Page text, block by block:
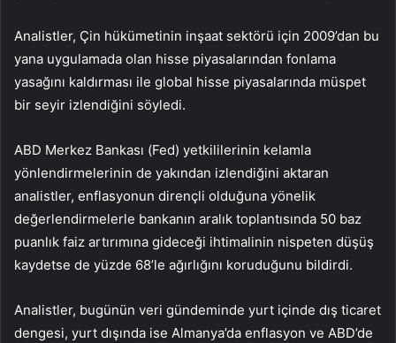
Analistler, Çin hükümetinin inşaat sektörü için 2009’dan bu
yana uygulamada olan hisse piyasalarından fonlama
yasağını kaldırması ile global hisse piyasalarında müspet
bir seyir izlendiğini söyledi.
ABD Merkez Bankası (Fed) yetkililerinin kelamla
yönlendirmelerinin de yakından izlendiğini aktaran
analistler, enflasyonun dirençli olduğuna yönelik
değerlendirmelerle bankanın aralık toplantısında 50 baz
puanlık faiz artırımına gideceği ihtimalinin nispeten düşüş
kaydetse de yüzde 68’le ağırlığını koruduğunu bildirdi.
Analistler, bugünün veri gündeminde yurt içinde dış ticaret
dengesi, yurt dışında ise Almanya’da enflasyon ve ABD’de